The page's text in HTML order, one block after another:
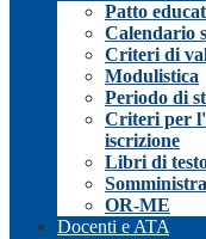
Patto
Calendario
Criteri di
Modulistica
Periodo di
Criteri per
iscrizione
Libri di
OR-ME
Docenti e ATA